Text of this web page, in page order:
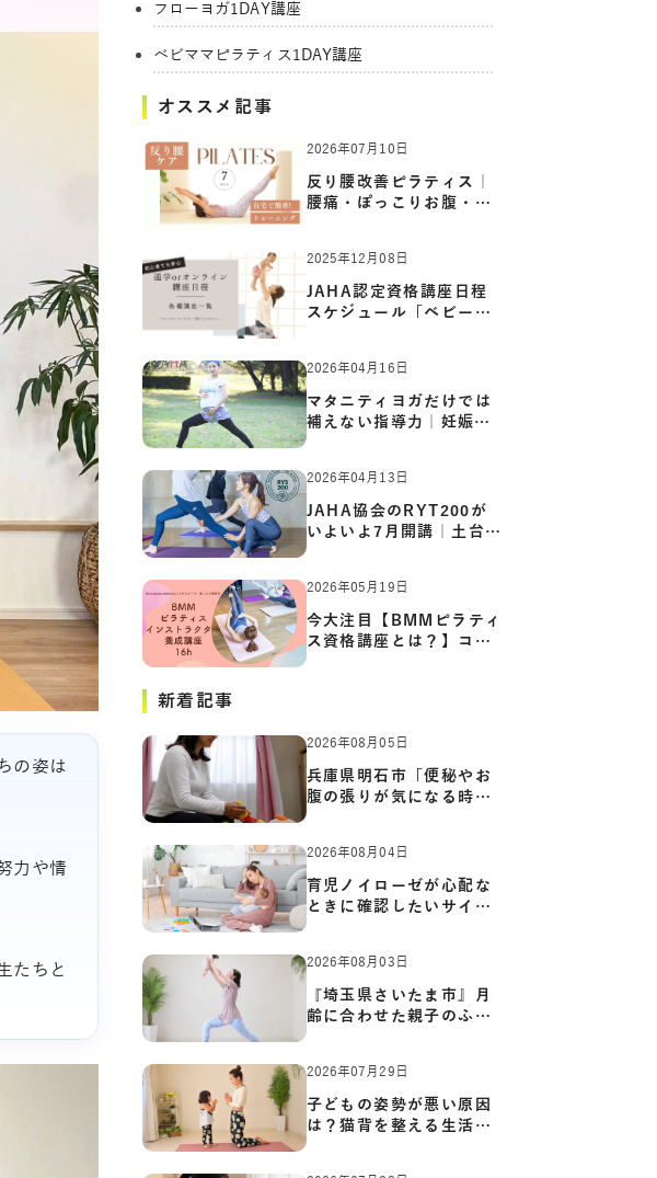
の姿は
力や情
たちと
フローヨガ1DAY講座
ベビママピラティス1DAY講座
オススメ記事
2026年07月10日
反り腰改善ピラティス｜
腰痛・ぽっこりお腹・姿
2025年12月08日
JAHA認定資格講座日程
スケジュール「ベビーヨ
2026年04月16日
マタニティヨガだけでは
補えない指導力｜妊娠期
の体…
2026年04月13日
JAHA協会のRYT200が
いよいよ7月開講｜土台か
ら応用ま…
2026年05月19日
今大注目【BMMピラティ
ス資格講座とは？】コア
からカ…
新着記事
2026年08月05日
兵庫県明石市「便秘やお
腹の張りが気になる時に
知っ…
2026年08月04日
育児ノイローゼが心配な
ときに確認したいサイン
と心…
2026年08月03日
『埼玉県さいたま市』月
齢に合わせた親子のふれ
あい…
2026年07月29日
子どもの姿勢が悪い原因
は？猫背を整える生活習
慣と…